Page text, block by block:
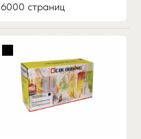
6000 страниц